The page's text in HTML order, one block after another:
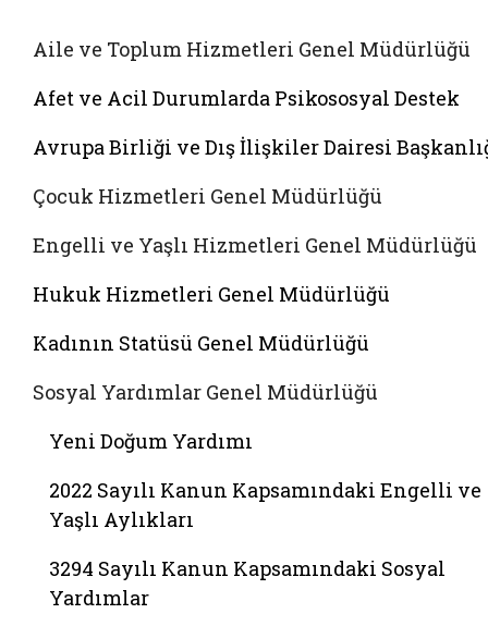
Aile ve Toplum Hizmetleri Genel Müdürlüğü
Afet ve Acil Durumlarda Psikososyal Destek
Avrupa Birliği ve Dış İlişkiler Dairesi
Çocuk Hizmetleri Genel Müdürlüğü
Engelli ve Yaşlı Hizmetleri Genel Müdürlüğü
Hukuk Hizmetleri Genel Müdürlüğü
Kadının Statüsü Genel Müdürlüğü
Sosyal Yardımlar Genel Müdürlüğü
Yeni Doğum Yardımı
2022 Sayılı Kanun Kapsamındaki Engelli ve
Yaşlı Aylıkları
3294 Sayılı Kanun Kapsamındaki Sosyal
Yardımlar